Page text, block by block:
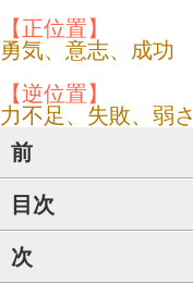
【正位置】
勇気、意志、成功
【逆位置】
力不足、失敗、弱さ
前
目次
次